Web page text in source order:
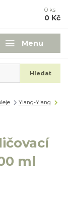
Menu
Hledat
0 ks
0 Kč
Ylang-Ylang
ml